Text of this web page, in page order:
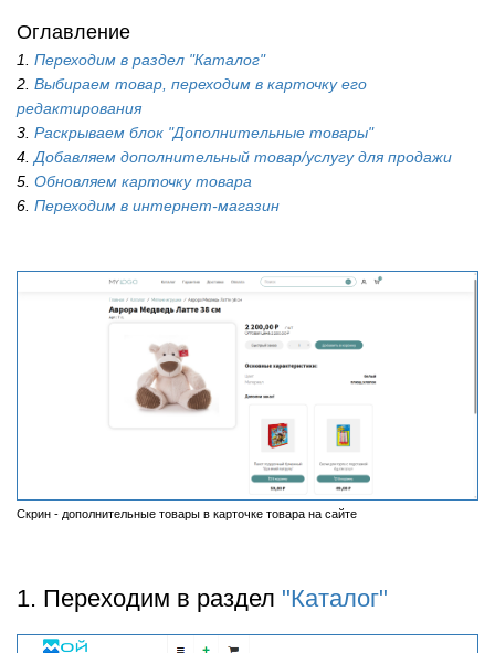
Оглавление
1. Переходим в раздел "Каталог"
2. Выбираем товар, переходим в карточку его
редактирования
3. Раскрываем блок "Дополнительные товары"
4. Добавляем дополнительный товар/услугу для продажи
5. Обновляем карточку товара
6. Переходим в интернет-магазин
Скрин - дополнительные товары в карточке товара на сайте
1. Переходим в раздел "Каталог"